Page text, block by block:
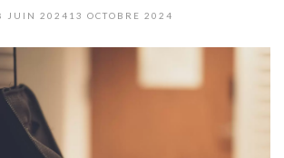
JUIN 2024 13 OCTOBRE 2024